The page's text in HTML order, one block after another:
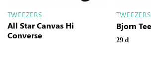
TWEEZERS
All Star Canvas Hi
Converse
TWEEZERS
Bjorn
29 ₫